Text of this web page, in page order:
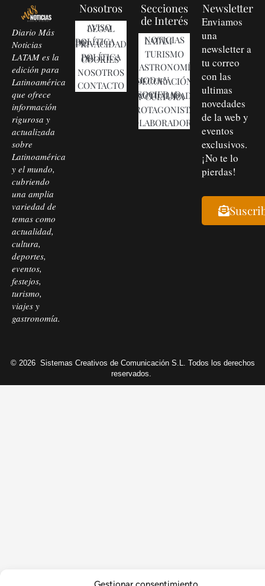
Diario Más
Noticias
LATAM es la
edición para
Latinoamérica
que ofrece
información
rigurosa y
actualizada
sobre
Latinoamérica
y el mundo,
cubriendo
una amplia
variedad de
temas como
actualidad,
cultura,
deportes,
eventos,
festejos,
turismo,
viajes y
gastronomía.
Nosotros
AVISO LEGAL
POLÍTICA DE PRIVACIDAD
POLÍTICA DE COOKIES
NOSOTROS
CONTACTO
Secciones
de Interés
NOTICIAS LATAM
TURISMO
GASTRONOMÍA
MODA Y DECORACIÓN
SOCIEDAD, ACTUALIDAD Y CULTURA
PROTAGONISTAS
COLABORADORES
Newsletter
Enviamos
una
newsletter a
tu correo
con las
ultimas
novedades
de la web y
eventos
exclusivos.
¡No te lo
pierdas!
© 2026 Sistemas Creativos de Comunicación S.L. Todos los derechos
reservados.